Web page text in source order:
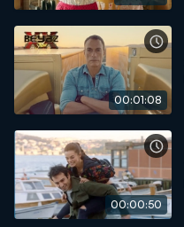
00:01:08
00:00:50